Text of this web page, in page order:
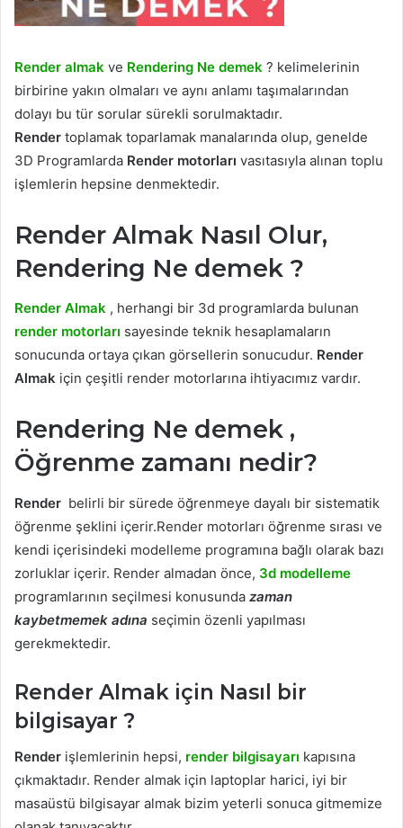
Render almak ve Rendering Ne demek ? kelimelerinin
birbirine yakın olmaları ve aynı anlamı taşımalarından
dolayı bu tür sorular sürekli sorulmaktadır.
Render toplamak toparlamak manalarında olup, genelde
3D Programlarda Render motorları vasıtasıyla alınan toplu
işlemlerin hepsine denmektedir.
Render Almak Nasıl Olur,
Rendering Ne demek ?
Render Almak , herhangi bir 3d programlarda bulunan
render motorları sayesinde teknik hesaplamaların
sonucunda ortaya çıkan görsellerin sonucudur. Render
Almak için çeşitli render motorlarına ihtiyacımız vardır.
Rendering Ne demek ,
Öğrenme zamanı nedir?
Render belirli bir sürede öğrenmeye dayalı bir sistematik
öğrenme şeklini içerir.Render motorları öğrenme sırası ve
kendi içerisindeki modelleme programına bağlı olarak bazı
zorluklar içerir. Render almadan önce, 3d modelleme
programlarının seçilmesi konusunda zaman
kaybetmemek adına seçimin özenli yapılması
gerekmektedir.
Render Almak için Nasıl bir
bilgisayar ?
Render işlemlerinin hepsi, render bilgisayarı kapısına
çıkmaktadır. Render almak için laptoplar harici, iyi bir
masaüstü bilgisayar almak bizim yeterli sonuca gitmemize